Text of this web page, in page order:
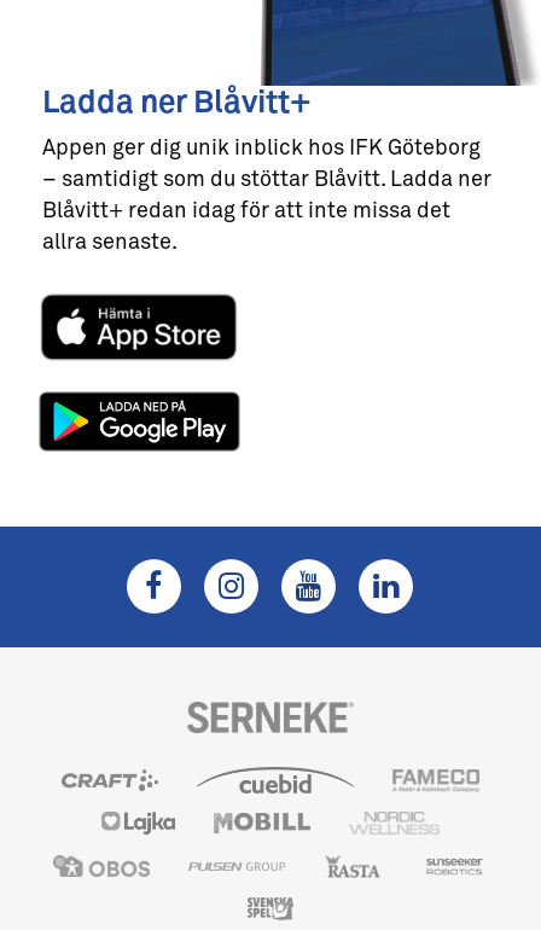
Ladda ner Blåvitt+
Appen ger dig unik inblick hos IFK Göteborg
– samtidigt som du stöttar Blåvitt. Ladda ner
Blåvitt+ redan idag för att inte missa det
allra senaste.